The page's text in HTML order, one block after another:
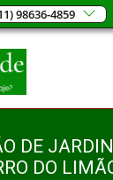
98636-4859
DE
DO